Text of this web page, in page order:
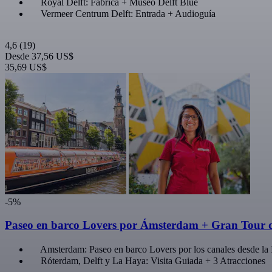
Vermeer Centrum Delft: Entrada + Audioguía
4,6 (19)
Desde 37,56 US$
35,69 US$
-5%
Paseo en barco Lovers por Ámsterdam + Gran Tour
Amsterdam: Paseo en barco Lovers por los canales desde la
Róterdam, Delft y La Haya: Visita Guiada + 3 Atracciones